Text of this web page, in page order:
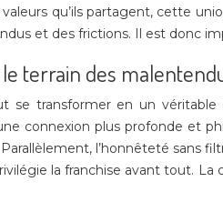
valeurs qu’ils partagent, cette
et des frictions. Il est donc
terrain des
se transformer en un
connexion plus profonde et
l’honnêteté sans
la franchise avant tout.